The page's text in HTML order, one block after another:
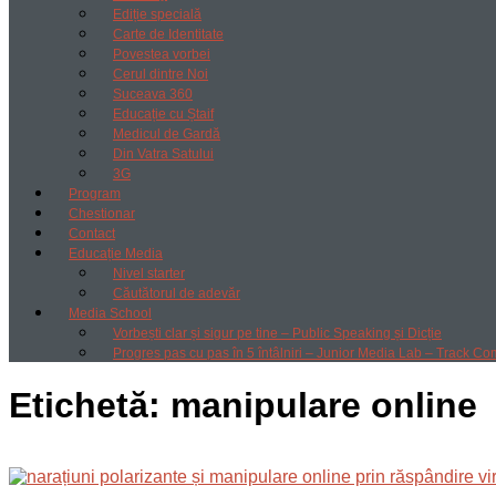
Ediție specială
Carte de Identitate
Povestea vorbei
Cerul dintre Noi
Suceava 360
Educație cu Ștaif
Medicul de Gardă
Din Vatra Satului
3G
Program
Chestionar
Contact
Educație Media
Nivel starter
Căutătorul de adevăr
Media School
Vorbești clar și sigur pe tine – Public Speaking și Dicție
Progres pas cu pas în 5 întâlniri – Junior Media Lab – Track
Etichetă: manipulare online